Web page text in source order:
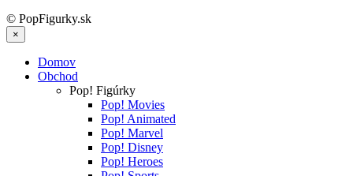
© PopFigurky.sk
×
Domov
Obchod
Pop! Figúrky
Pop! Movies
Pop! Animated
Pop! Marvel
Pop! Disney
Pop! Heroes